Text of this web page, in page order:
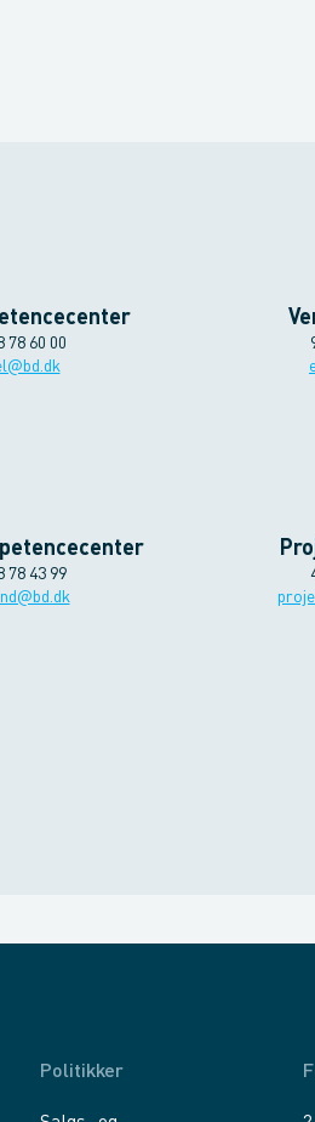
78 60 00
78 43 99
Politikker